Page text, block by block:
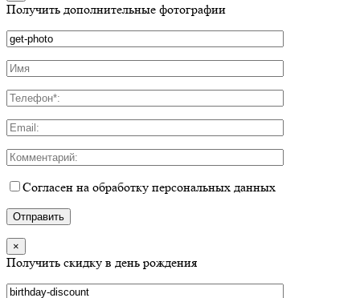
Получить дополнительные фотографии
Согласен на обработку персональных данных
×
Получить скидку в день рождения